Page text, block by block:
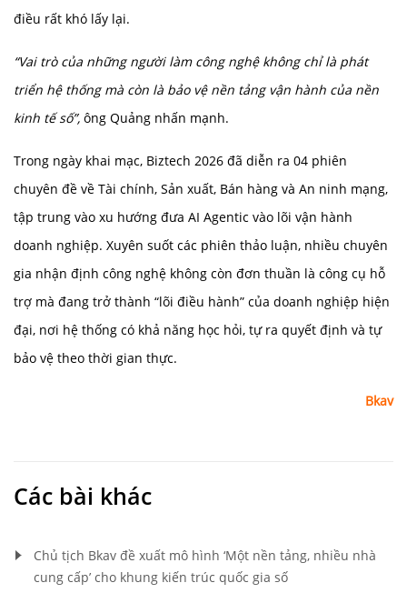
điều rất khó lấy lại.
“Vai trò của những người làm công nghệ không chỉ là phát
triển hệ thống mà còn là bảo vệ nền tảng vận hành của nền
kinh tế số”, ông Quảng nhấn mạnh.
Trong ngày khai mạc, Biztech 2026 đã diễn ra 04 phiên
chuyên đề về Tài chính, Sản xuất, Bán hàng và An ninh mạng,
tập trung vào xu hướng đưa AI Agentic vào lõi vận hành
doanh nghiệp. Xuyên suốt các phiên thảo luận, nhiều chuyên
gia nhận định công nghệ không còn đơn thuần là công cụ hỗ
trợ mà đang trở thành “lõi điều hành” của doanh nghiệp hiện
đại, nơi hệ thống có khả năng học hỏi, tự ra quyết định và tự
bảo vệ theo thời gian thực.
Bkav
Các bài khác
Chủ tịch Bkav đề xuất mô hình ‘Một nền tảng, nhiều nhà
cung cấp’ cho khung kiến trúc quốc gia số